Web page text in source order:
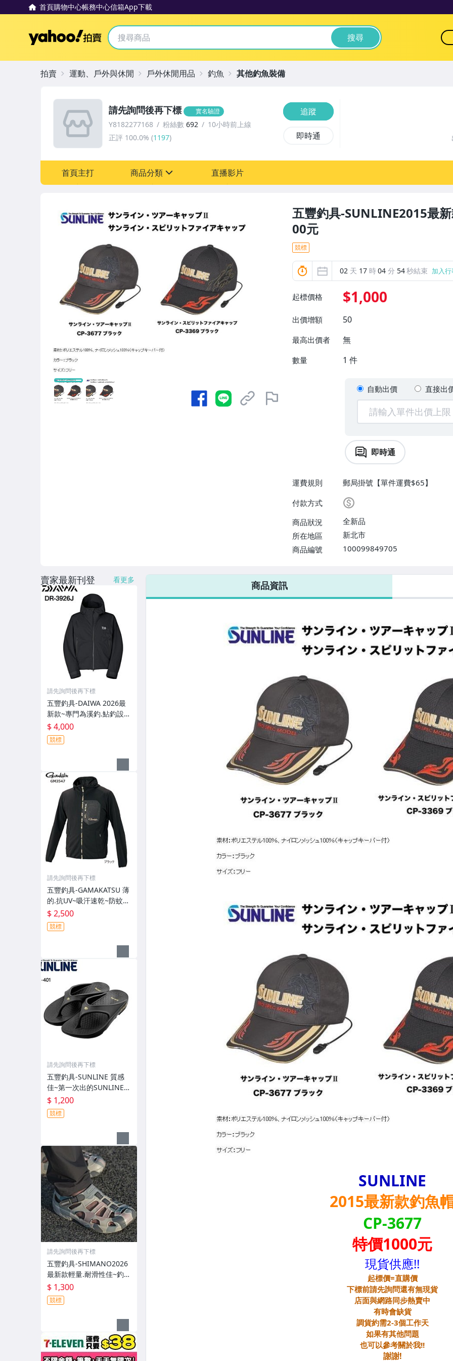
首頁購物中心帳務中心信箱App下載
Yahoo拍賣 搜尋
五豐釣具-SUNLINE2015最
00元
競標
02 天 17 時04 分 53秒結束 加入
起標價格 $1,000
出價增額 50
最高出價者 無
數量 1 件
自動出價 直接出
即時通
運費規則
郵局掛號【單件運費$65】
付款方式
商品狀況
全新品
所在地區
新北市
商品編號
100099849705
請先詢問後再下標 實名驗證
Y8182277168 粉絲數 692
10小時前上線
正評 100.0% (1197)
追蹤
即時通
首頁主打 商品分類 直播影片
拍賣 運動、戶外與休閒 戶外休閒用品 釣魚 其他釣魚裝備
商品資訊
賣家最新刊登 看更多
請先詢問後再下標
五豐釣具-DAIWA 2026最
新款~專門為溪釣.鮎釣設計
的~輕便.薄的短版防水雨衣
DR-3926J外套特價4000元
$ 4,000
競標
請先詢問後再下標
五豐釣具-GAMAKATSU 薄
的.抗UV~吸汗速乾~防蚊~
有伸縮彈性付帽防曬外套
GM-3547 特價2000元
$ 2,500
競標
請先詢問後再下標
五豐釣具-SUNLINE 質感
佳~第一次出的SUNLINE金
獅子人字夾腳拖鞋SUS-40
1特價1200元
$ 1,200
競標
請先詢問後再下標
五豐釣具-SHIMANO2026
最新款輕量.耐滑性佳~釣魚
專用布希涼鞋 FS-091I特價
1300元
$ 1,300
競標